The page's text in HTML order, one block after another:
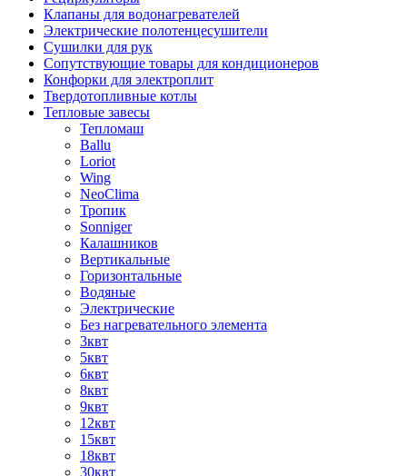
Клапаны для водонагревателей
Электрические полотенцесушители
Сушилки для рук
Сопутствующие товары для кондиционеров
Конфорки для электроплит
Твердотопливные котлы
Тепловые завесы
Тепломаш
Ballu
Loriot
Wing
NeoClima
Тропик
Sonniger
Калашников
Вертикальные
Горизонтальные
Водяные
Электрические
Без нагревательного элемента
3квт
5квт
6квт
8квт
9квт
12квт
15квт
18квт
30квт